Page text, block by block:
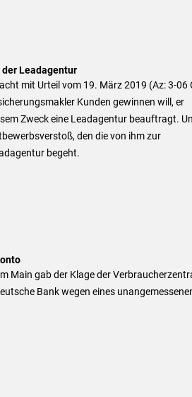
Leadagentur
mit Urteil vom 19. März 2019 (Az: 3-06
Kunden gewinnen will, er
Zweck eine Leadagentur beauftragt.
den die von ihm zur
begeht.
Main gab der Klage der
Bank wegen eines